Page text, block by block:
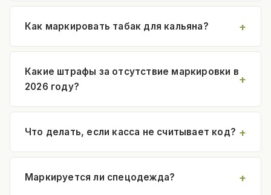
Как маркировать табак для кальяна?
Какие штрафы за отсутствие маркировки в
2026 году?
Что делать, если касса не считывает код?
Маркируется ли спецодежда?